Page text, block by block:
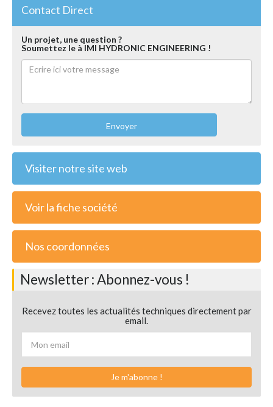
Contact Direct
Un projet, une question ?
Soumettez le à IMI HYDRONIC ENGINEERING !
Envoyer
Visiter notre site web
Voir la fiche société
Nos coordonnées
Newsletter : Abonnez-vous !
Recevez toutes les actualités techniques directement par
email.
Je m'abonne !